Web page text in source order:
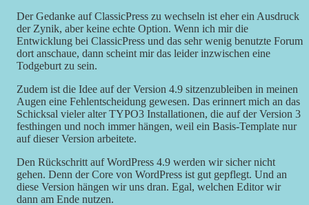
Der Gedanke auf ClassicPress zu wechseln ist eher ein Ausdruck
der Zynik, aber keine echte Option. Wenn ich mir die
Entwicklung bei ClassicPress und das sehr wenig benutzte Forum
dort anschaue, dann scheint mir das leider inzwischen eine
Todgeburt zu sein.
Zudem ist die Idee auf der Version 4.9 sitzenzubleiben in meinen
Augen eine Fehlentscheidung gewesen. Das erinnert mich an das
Schicksal vieler alter TYPO3 Installationen, die auf der Version 3
festhingen und noch immer hängen, weil ein Basis-Template nur
auf dieser Version arbeitete.
Den Rückschritt auf WordPress 4.9 werden wir sicher nicht
gehen. Denn der Core von WordPress ist gut gepflegt. Und an
diese Version hängen wir uns dran. Egal, welchen Editor wir
dann am Ende nutzen.